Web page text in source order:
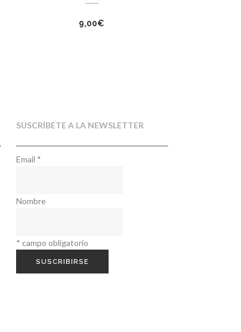
9,00€
SUSCRÍBETE A LA NEWSLETTER
Email *
Nombre
* campo obligatorio